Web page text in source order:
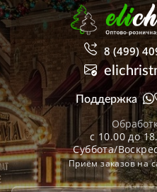
8 (499)
Поддержка
с 10.00 до
Суббота/
Приём заказов на